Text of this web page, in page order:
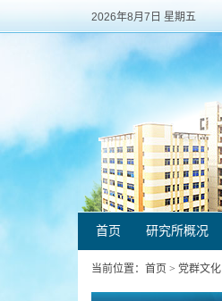
2026年8月7日 星期五
首页 研究所概况
当前位置： 首页 > 党群文化